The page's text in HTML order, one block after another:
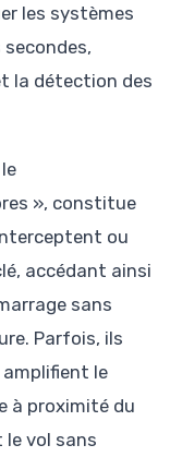
les systèmes
la détection des
», constitue
ou
accédant ainsi
sans
Parfois, ils
le
à proximité du
vol sans